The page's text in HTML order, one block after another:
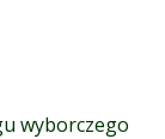
wyborczego